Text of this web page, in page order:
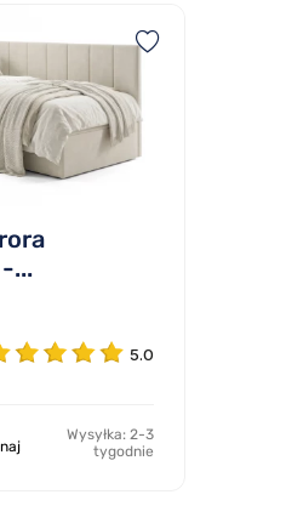
...
5.0
Wysyłka: 2-3
tygodnie